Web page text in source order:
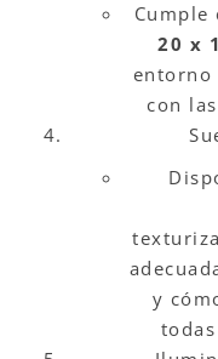
Cumple
20 x
entorno
con
y